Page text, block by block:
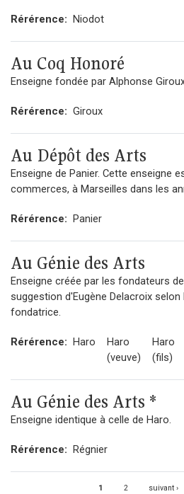
Rérérence: Niodot
Au Coq Honoré
Enseigne fondée par Alphonse
Rérérence: Giroux
Au Dépôt des Arts
Enseigne de Panier. Cette enseigne
commerces, à Marseilles dans les
Rérérence: Panier
Au Génie des Arts
Enseigne créée par les fondateurs
suggestion d'Eugène Delacroix
fondatrice.
Rérérence: Haro
Haro
(veuve)
Haro
(fils)
Au Génie des Arts *
Enseigne identique à celle de Haro.
Rérérence: Régnier
1 2 suivant ›